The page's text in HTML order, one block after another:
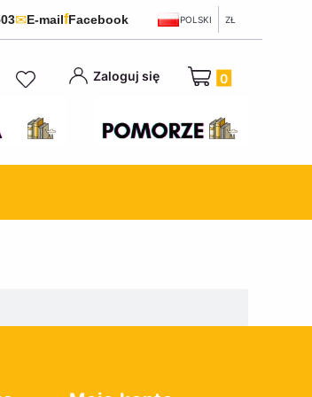
✉E-mailfFacebook POLSKI ZŁ
Zaloguj się Produkty w